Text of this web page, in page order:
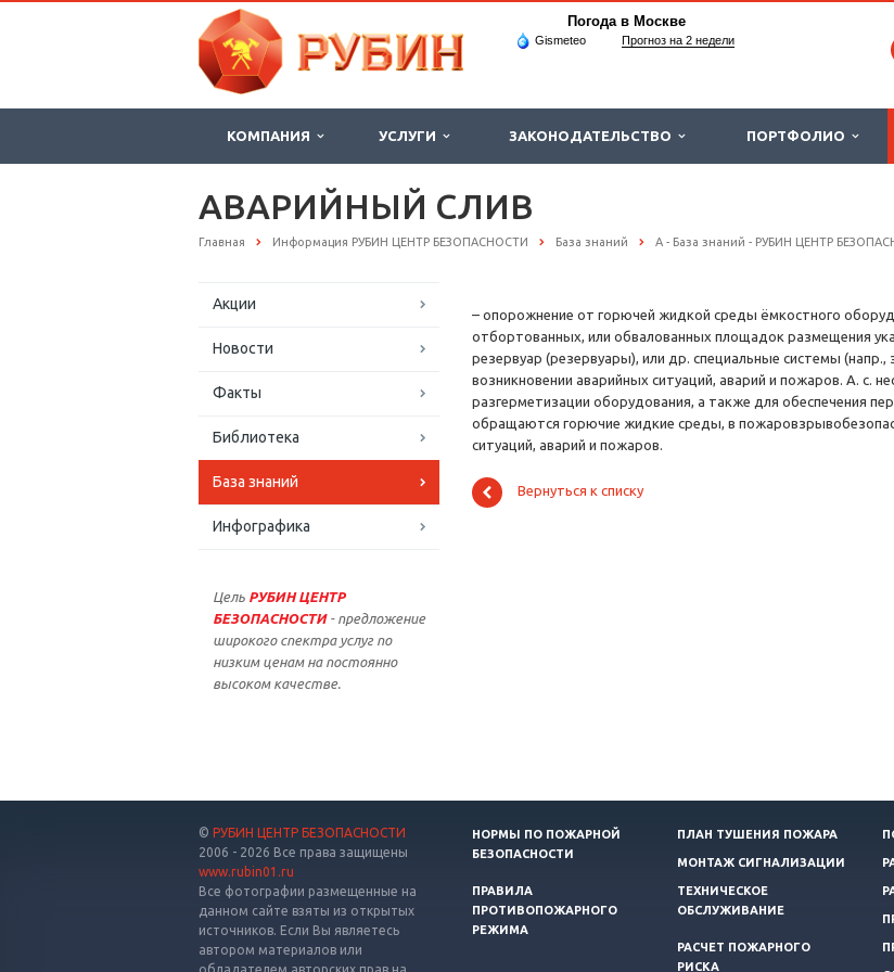
Погода в Москве
Gismeteo Прогноз на 2 недели
КОМПАНИЯ УСЛУГИ ЗАКОНОДАТЕЛЬСТВО ПОРТФОЛИО
АВАРИЙНЫЙ СЛИВ
Главная Информация РУБИН ЦЕНТР БЕЗОПАСНОСТИ База знаний А - База знаний - РУБИН ЦЕНТР
Акции
Новости
Факты
Библиотека
База знаний
Инфографика
Цель РУБИН ЦЕНТР
БЕЗОПАСНОСТИ - предложение
широкого спектра услуг по
низким ценам на постоянно
высоком качестве.
– опорожнение от горючей жидкой среды ёмкостного
отбортованных, или обвалованных площадок размещения
резервуар (резервуары), или др. специальные системы
возникновении аварийных ситуаций, аварий и пожаров. А. с.
разгерметизации оборудования, а также для обеспечения
обращаются горючие жидкие среды, в
ситуаций, аварий и пожаров.
Вернуться к списку
© РУБИН ЦЕНТР БЕЗОПАСНОСТИ
2006 - 2026 Все права защищены
www.rubin01.ru
Все фотографии размещенные на
данном сайте взяты из открытых
источников. Если Вы являетесь
автором материалов или
НОРМЫ ПО ПОЖАРНОЙ
БЕЗОПАСНОСТИ
ПЛАН ТУШЕНИЯ ПОЖАРА
МОНТАЖ СИГНАЛИЗАЦИИ
ПРАВИЛА
ПРОТИВОПОЖАРНОГО
РЕЖИМА
ТЕХНИЧЕСКОЕ
ОБСЛУЖИВАНИЕ
РАСЧЕТ ПОЖАРНОГО
РИСКА